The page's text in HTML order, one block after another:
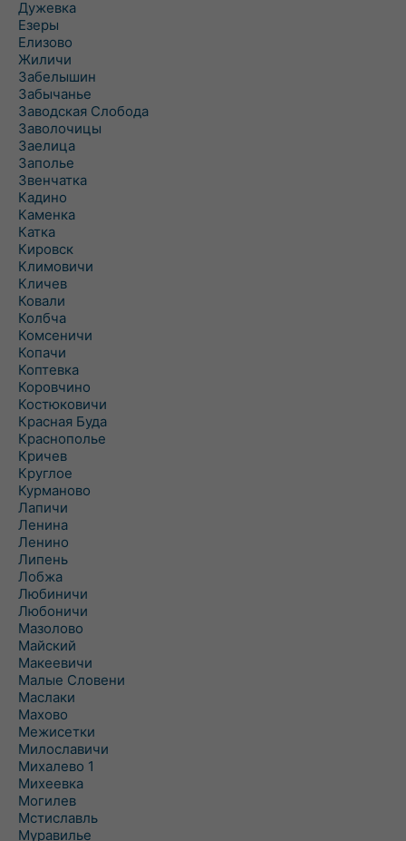
Дужевка
Езеры
Елизово
Жиличи
Забелышин
Забычанье
Заводская Слобода
Заволочицы
Заелица
Заполье
Звенчатка
Кадино
Каменка
Катка
Кировск
Климовичи
Кличев
Ковали
Колбча
Комсеничи
Копачи
Коптевка
Коровчино
Костюковичи
Красная Буда
Краснополье
Кричев
Круглое
Курманово
Лапичи
Ленина
Ленино
Липень
Лобжа
Любиничи
Любоничи
Мазолово
Майский
Макеевичи
Малые Словени
Маслаки
Махово
Межисетки
Милославичи
Михалево 1
Михеевка
Могилев
Мстиславль
Муравилье